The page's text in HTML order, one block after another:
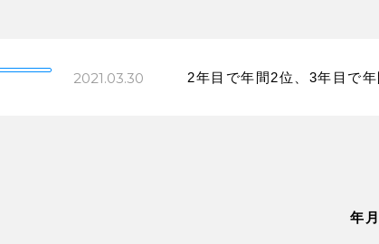
2021.03.30 2年目で年間2位、3年目で年
年